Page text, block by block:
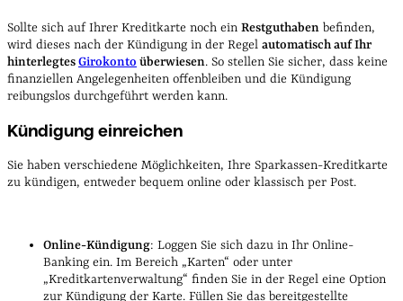
Sollte sich auf Ihrer Kreditkarte noch ein Restguthaben befinden,
wird dieses nach der Kündigung in der Regel automatisch auf Ihr
hinterlegtesGirokonto überwiesen. So stellen Sie sicher, dass keine
finanziellen Angelegenheiten offenbleiben und die Kündigung
reibungslos durchgeführt werden kann.
Kündigung einreichen
Sie haben verschiedene Möglichkeiten, Ihre Sparkassen-Kreditkarte
zu kündigen, entweder bequem online oder klassisch per Post.
Online-Kündigung: Loggen Sie sich dazu in Ihr Online-
Banking ein. Im Bereich „Karten“ oder unter
„Kreditkartenverwaltung“ finden Sie in der Regel eine Option
zur Kündigung der Karte. Füllen Sie das bereitgestellte